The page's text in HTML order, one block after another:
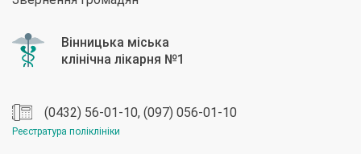
(0432) 56-01-10, (097) 056-01-10
Реєстратура поліклініки